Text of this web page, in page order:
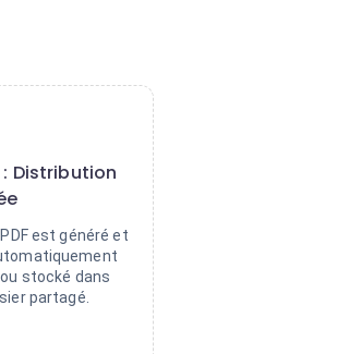
: Distribution
est généré et
stocké dans
partagé.